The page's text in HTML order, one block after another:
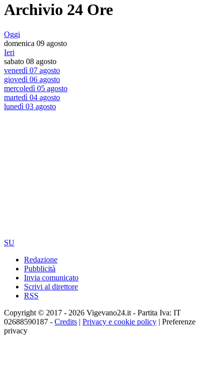
Archivio 24 Ore
Oggi
domenica 09 agosto
Ieri
sabato 08 agosto
venerdì 07 agosto
giovedì 06 agosto
mercoledì 05 agosto
martedì 04 agosto
lunedì 03 agosto
SU
Redazione
Pubblicità
Invia comunicato
Scrivi al direttore
RSS
Copyright © 2017 - 2026 Vigevano24.it - Partita Iva: IT
02688590187 - Credits | Privacy e cookie policy | Preferenze
privacy